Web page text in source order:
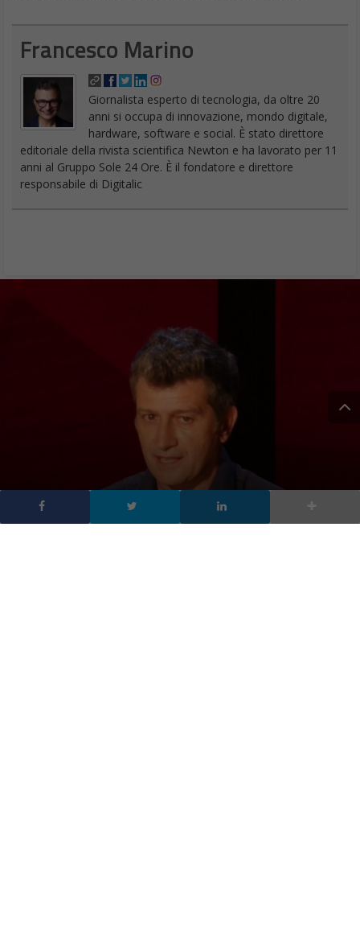
Francesco Marino
Giornalista esperto di tecnologia, da oltre 20
anni si occupa di innovazione, mondo digitale,
hardware, software e social. È stato direttore
editoriale della rivista scientifica Newton e ha lavorato per 11
anni al Gruppo Sole 24 Ore. È il fondatore e direttore
responsabile di Digitalic
Gianluca Dettori: